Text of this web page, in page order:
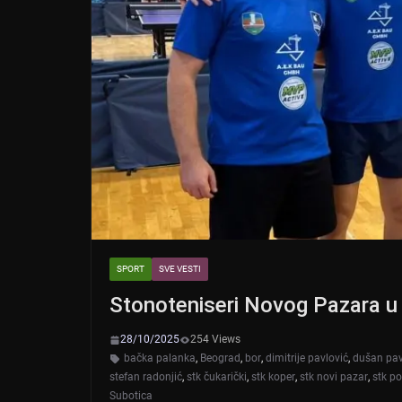
SPORT SVE VESTI
Stonoteniseri Novog Pazara
28/10/2025
254 Views
bačka palanka, Beograd, bor, dimitrije pavlović, dušan
stefan radonjić, stk čukarički, stk koper, stk novi pazar, stk
Subotica